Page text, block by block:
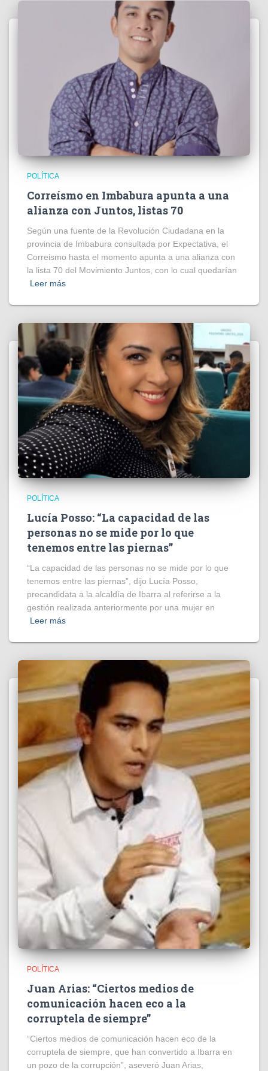
POLÍTICA
Correísmo en Imbabura apunta a una
alianza con Juntos, listas 70
Según una fuente de la Revolución Ciudadana en la
provincia de Imbabura consultada por Expectativa, el
Correismo hasta el momento apunta a una alianza con
la lista 70 del Movimiento Juntos, con lo cual quedarían
Leer más
POLÍTICA
Lucía Posso: “La capacidad de las
personas no se mide por lo que
tenemos entre las piernas”
“La capacidad de las personas no se mide por lo que
tenemos entre las piernas”, dijo Lucía Posso,
precandidata a la alcaldía de Ibarra al referirse a la
gestión realizada anteriormente por una mujer en
Leer más
POLÍTICA
Juan Arias: “Ciertos medios de
comunicación hacen eco a la
corruptela de siempre”
“Ciertos medios de comunicación hacen eco de la
corruptela de siempre, que han convertido a Ibarra en
un pozo de la corrupción”, aseveró Juan Arias,